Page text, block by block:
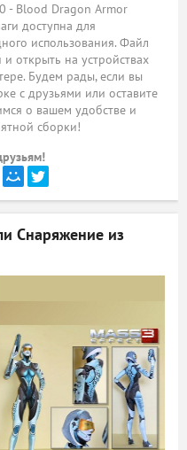
- Blood Dragon Armor
доступна для
использования. Файл
открыть на устройствах
Будем рады, если вы
с друзьями или оставите
о вашем удобстве и
сборки!
Снаряжение из